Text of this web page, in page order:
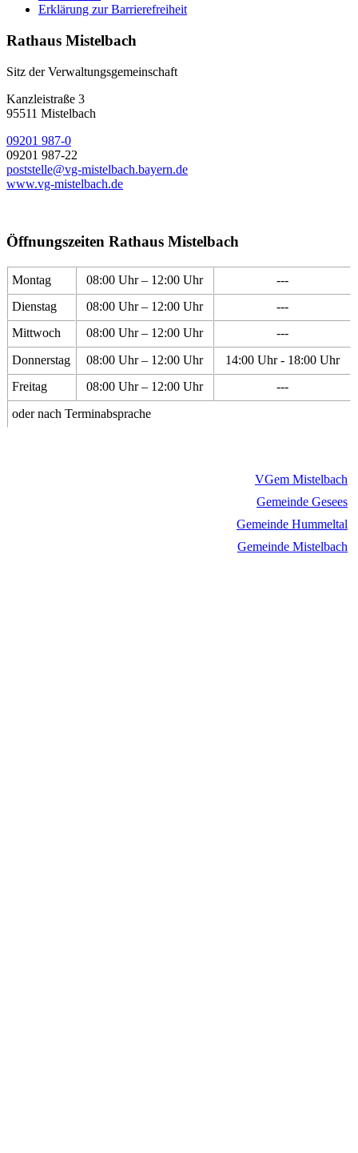
Erklärung zur Barrierefreiheit
Rathaus Mistelbach
Sitz der Verwaltungsgemeinschaft
Kanzleistraße 3
95511 Mistelbach
09201 987-0
09201 987-22
poststelle@vg-mistelbach.bayern.de
www.vg-mistelbach.de
Öffnungszeiten Rathaus Mistelbach
Montag 08:00 Uhr – 12:00 Uhr
---
Dienstag
08:00 Uhr – 12:00 Uhr
---
Mittwoch
08:00 Uhr – 12:00 Uhr
---
Donnerstag
08:00 Uhr – 12:00 Uhr
14:00 Uhr - 18:00 Uhr
Freitag
08:00 Uhr – 12:00 Uhr
---
oder nach Terminabsprache
VGem Mistelbach
Gemeinde Gesees
Gemeinde Hummeltal
Gemeinde Mistelbach